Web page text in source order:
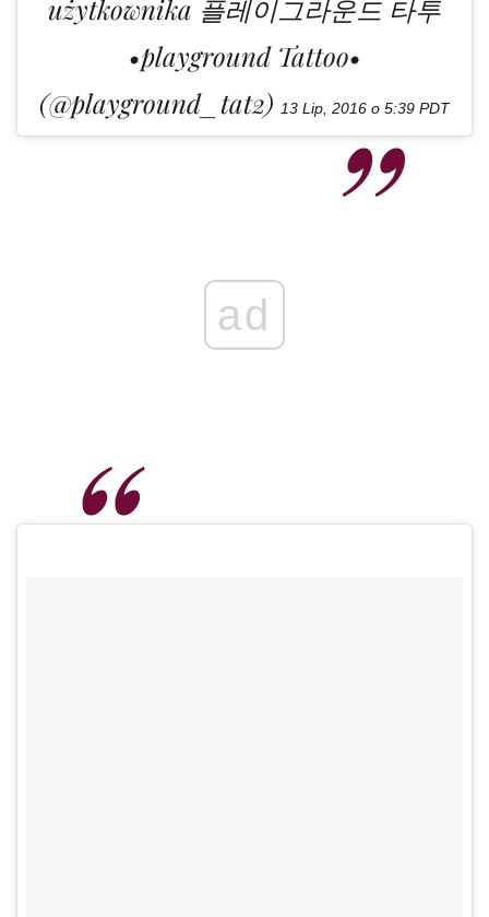
użytkownika 플레이그라운드 타투
•playground Tattoo•
(@playground_tat2) 13 Lip, 2016 o 5:39 PDT
ad